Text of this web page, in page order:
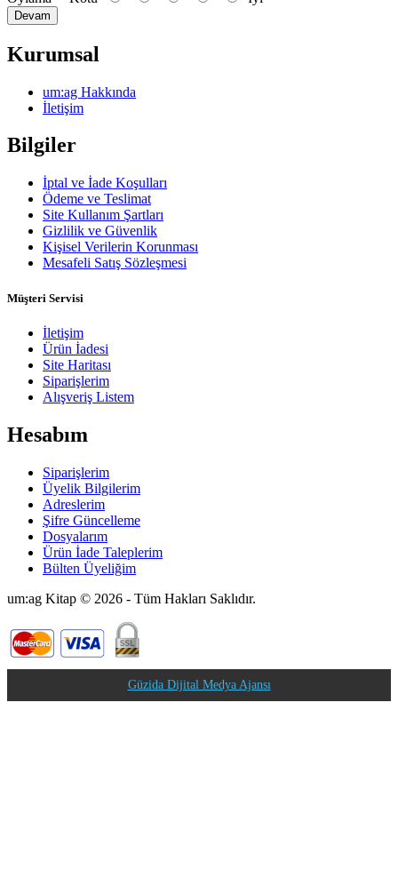
Devam
Kurumsal
um:ag Hakkında
İletişim
Bilgiler
İptal ve İade Koşulları
Ödeme ve Teslimat
Site Kullanım Şartları
Gizlilik ve Güvenlik
Kişisel Verilerin Korunması
Mesafeli Satış Sözleşmesi
Müşteri Servisi
İletişim
Ürün İadesi
Site Haritası
Siparişlerim
Alışveriş Listem
Hesabım
Siparişlerim
Üyelik Bilgilerim
Adreslerim
Şifre Güncelleme
Dosyalarım
Ürün İade Taleplerim
Bülten Üyeliğim
um:ag Kitap © 2026 - Tüm Hakları Saklıdır.
Güzida Dijital Medya Ajansı